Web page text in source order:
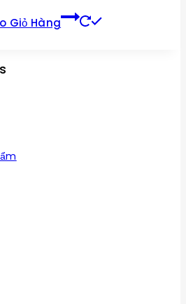
Giỏ Hàng